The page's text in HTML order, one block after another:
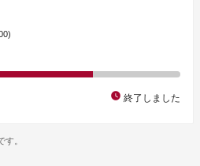
watch_later 終了しました
す。